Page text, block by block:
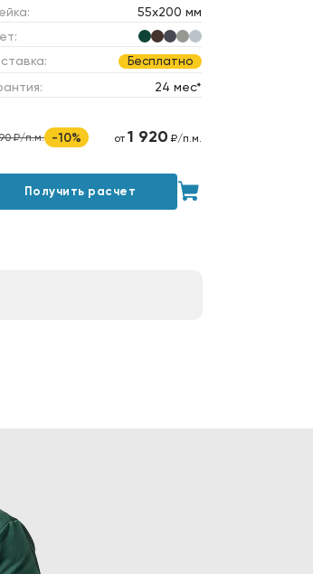
55х200 мм
Бесплатно
24 мес*
₽/п.м. -10% от 1 920 ₽/п.м.
Получить расчет